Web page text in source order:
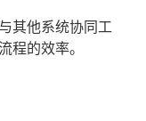
其他系统协同工
程的效率。